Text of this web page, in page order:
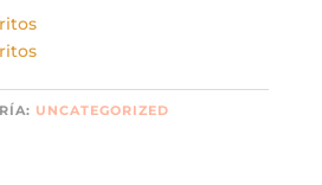
UNCATEGORIZED